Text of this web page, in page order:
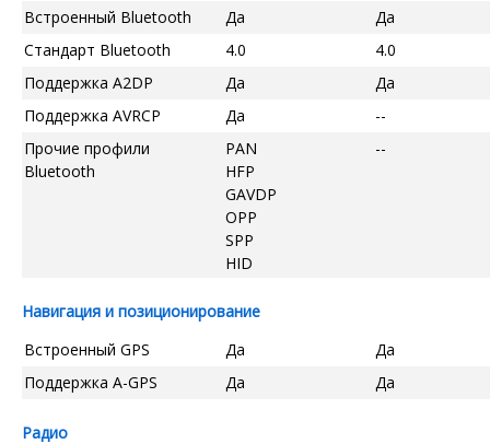
Встроенный Bluetooth
Да
Да
Стандарт Bluetooth
4.0
4.0
Поддержка A2DP
Да
Да
Поддержка AVRCP
Да
--
Прочие профили
Bluetooth
PAN
HFP
GAVDP
OPP
SPP
HID
--
Навигация и позиционирование
Встроенный GPS
Да
Да
Поддержка A-GPS
Да Да
Радио